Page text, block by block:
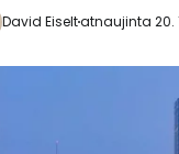
David Eiseltatnaujinta 20.